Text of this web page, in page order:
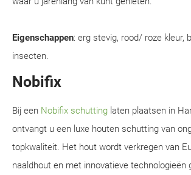
Eigenschappen: erg stevig, rood/ roze kleur,
insecten.
Nobifix
Bij een Nobifix schutting laten plaatsen in
ontvangt u een luxe houten schutting van
topkwaliteit. Het hout wordt verkregen van
naaldhout en met innovatieve technologieën